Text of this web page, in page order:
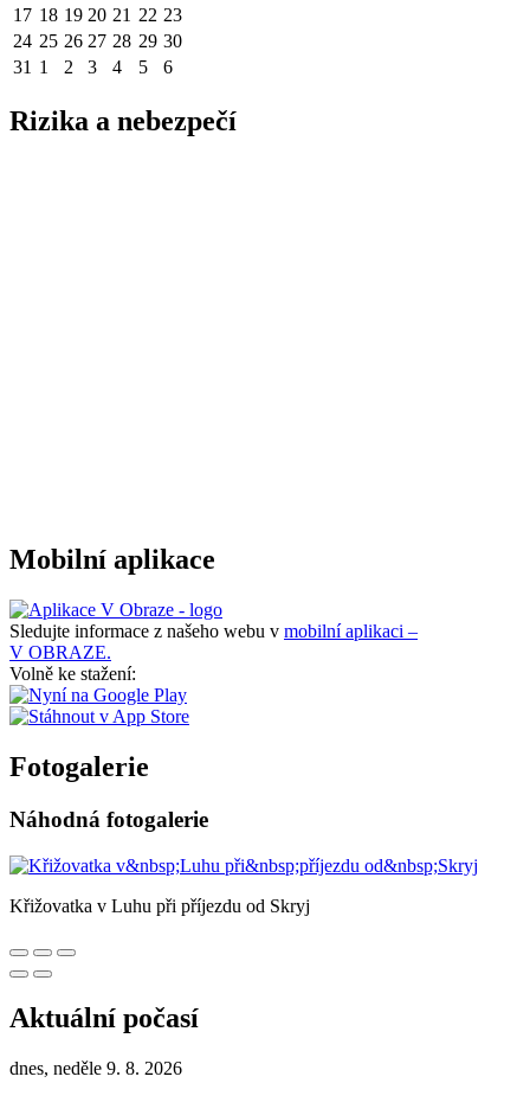
17 18 19 20 21 22 23
24 25 26 27 28 29 30
31 1 2 3 4 5 6
Rizika a nebezpečí
Mobilní aplikace
Sledujte informace z našeho webu v mobilní aplikaci –
V OBRAZE.
Volně ke stažení:
Fotogalerie
Náhodná fotogalerie
Křižovatka v Luhu při příjezdu od Skryj
Aktuální počasí
dnes, neděle 9. 8. 2026